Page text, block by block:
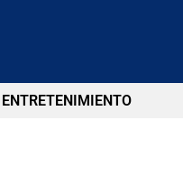
ENTRETENIMIENTO